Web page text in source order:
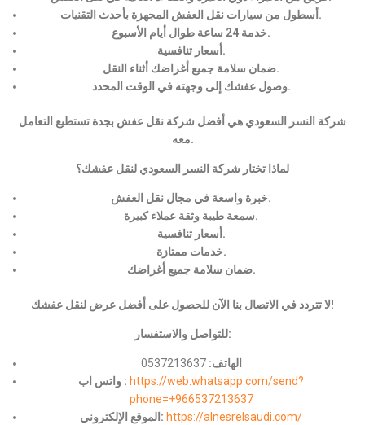
أسطول من سيارات نقل العفش المجهزة بأحدث التقنيات.
خدمة 24 ساعة طوال أيام الأسبوع.
أسعار تنافسية.
ضمان سلامة جميع أغراضك أثناء النقل.
وصول عفشك إلى وجهته في الوقت المحدد.
شركة النسر السعودي هي أفضل شركة نقل عفش بجدة تستطيع التعامل
معه.
لماذا تختار شركة النسر السعودي لنقل عفشك؟
خبرة واسعة في مجال نقل العفش.
سمعة طيبة وثقة عملاء كبيرة.
أسعار تنافسية.
خدمات ممتازة.
ضمان سلامة جميع أغراضك.
لا تتردد في الاتصال بنا الآن للحصول على أفضل عرض لنقل عفشك!
للتواصل والاستفسار:
الهاتف: 0537213637
واتس اب : https://web.whatsapp.com/send?
phone=+966537213637
الموقع الإلكتروني: https://alnesrelsaudi.com/